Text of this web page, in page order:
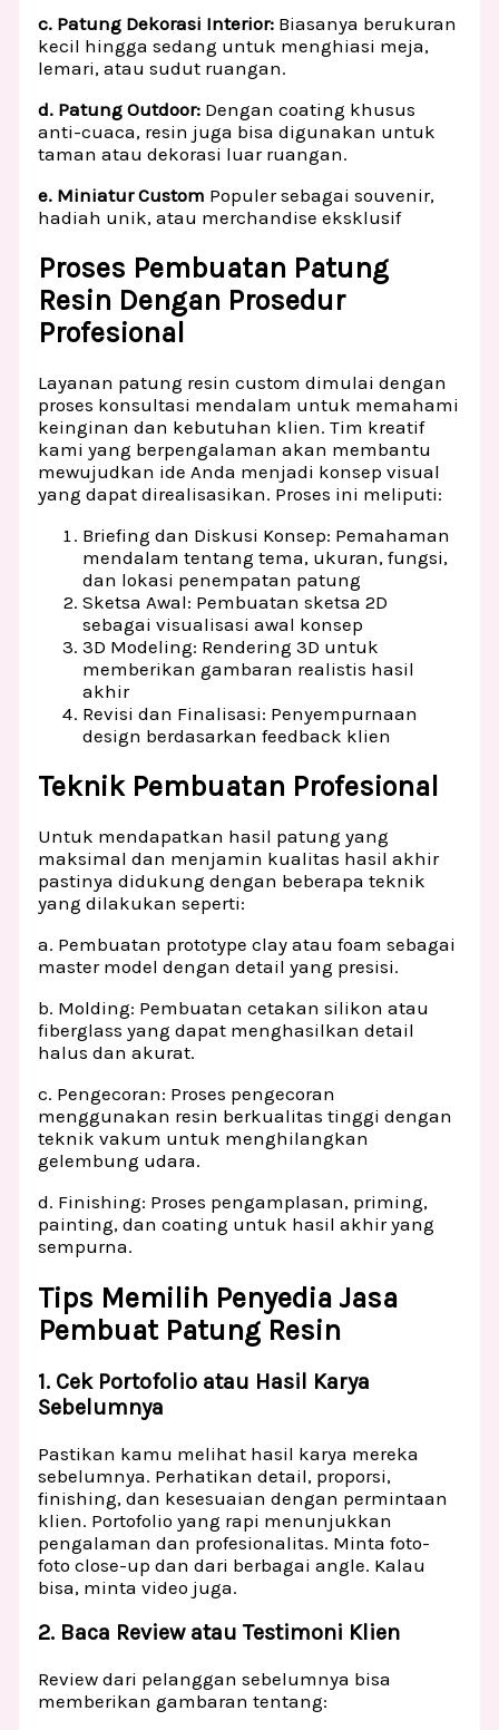
c. Patung Dekorasi Interior: Biasanya berukuran
kecil hingga sedang untuk menghiasi meja,
lemari, atau sudut ruangan.
d. Patung Outdoor: Dengan coating khusus
anti-cuaca, resin juga bisa digunakan untuk
taman atau dekorasi luar ruangan.
e. Miniatur Custom Populer sebagai souvenir,
hadiah unik, atau merchandise eksklusif
Proses Pembuatan Patung
Resin Dengan Prosedur
Profesional
Layanan patung resin custom dimulai dengan
proses konsultasi mendalam untuk memahami
keinginan dan kebutuhan klien. Tim kreatif
kami yang berpengalaman akan membantu
mewujudkan ide Anda menjadi konsep visual
yang dapat direalisasikan. Proses ini meliputi:
Briefing dan Diskusi Konsep: Pemahaman
mendalam tentang tema, ukuran, fungsi,
dan lokasi penempatan patung
Sketsa Awal: Pembuatan sketsa 2D
sebagai visualisasi awal konsep
3D Modeling: Rendering 3D untuk
memberikan gambaran realistis hasil
akhir
Revisi dan Finalisasi: Penyempurnaan
design berdasarkan feedback klien
Teknik Pembuatan Profesional
Untuk mendapatkan hasil patung yang
maksimal dan menjamin kualitas hasil akhir
pastinya didukung dengan beberapa teknik
yang dilakukan seperti:
a. Pembuatan prototype clay atau foam sebagai
master model dengan detail yang presisi.
b. Molding: Pembuatan cetakan silikon atau
fiberglass yang dapat menghasilkan detail
halus dan akurat.
c. Pengecoran: Proses pengecoran
menggunakan resin berkualitas tinggi dengan
teknik vakum untuk menghilangkan
gelembung udara.
d. Finishing: Proses pengamplasan, priming,
painting, dan coating untuk hasil akhir yang
sempurna.
Tips Memilih Penyedia Jasa
Pembuat Patung Resin
1. Cek Portofolio atau Hasil Karya
Sebelumnya
Pastikan kamu melihat hasil karya mereka
sebelumnya. Perhatikan detail, proporsi,
finishing, dan kesesuaian dengan permintaan
klien. Portofolio yang rapi menunjukkan
pengalaman dan profesionalitas. Minta foto-
foto close-up dan dari berbagai angle. Kalau
bisa, minta video juga.
2. Baca Review atau Testimoni Klien
Review dari pelanggan sebelumnya bisa
memberikan gambaran tentang: